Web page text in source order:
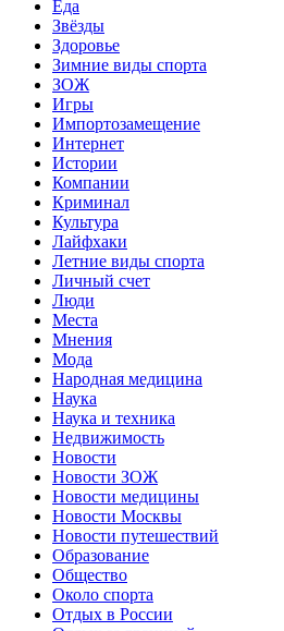
Еда
Звёзды
Здоровье
Зимние виды спорта
ЗОЖ
Игры
Импортозамещение
Интернет
Истории
Компании
Криминал
Культура
Лайфхаки
Летние виды спорта
Личный счет
Люди
Места
Мнения
Мода
Народная медицина
Наука
Наука и техника
Недвижимость
Новости
Новости ЗОЖ
Новости медицины
Новости Москвы
Новости путешествий
Образование
Общество
Около спорта
Отдых в России